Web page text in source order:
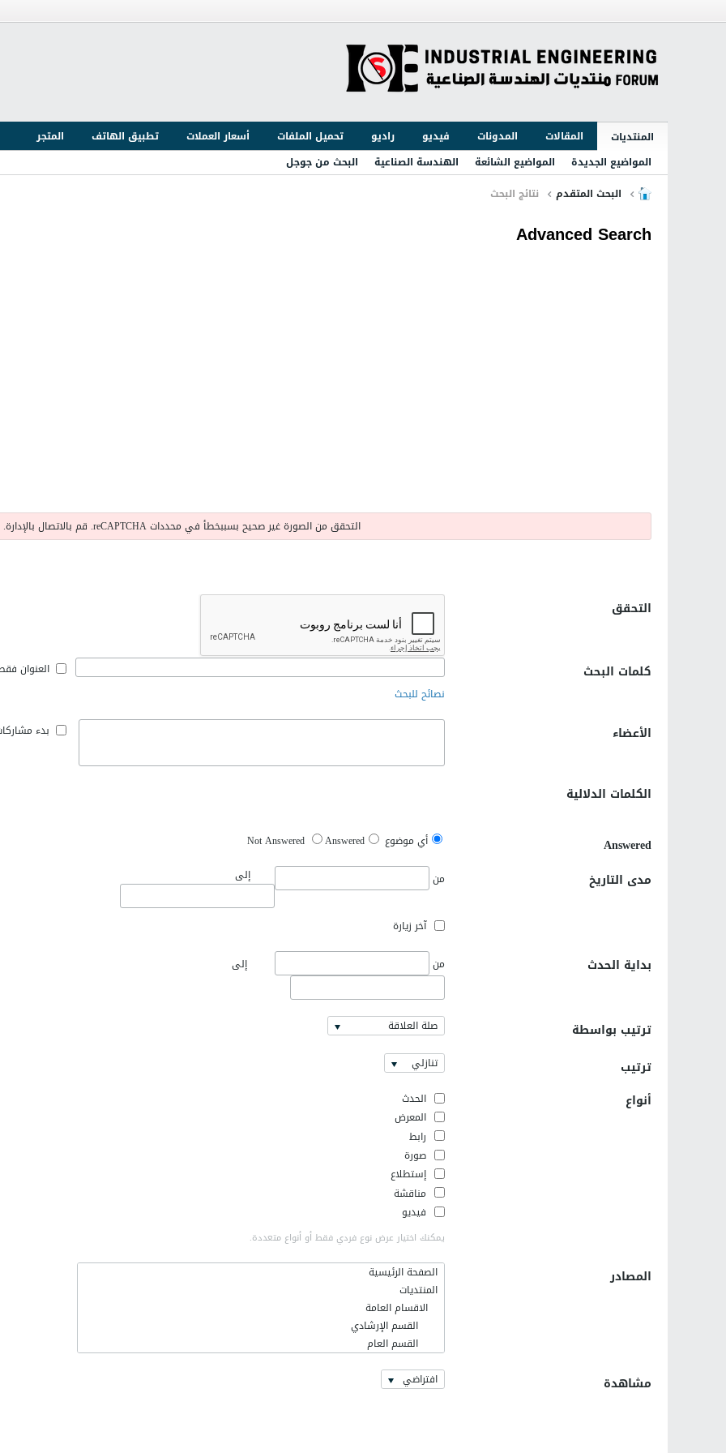
المنتديات المقالات المدونات فيديو راديو تحميل الملفات أسعار العملات تطبيق الهاتف
المتجر
المواضيع الجديدة
المواضيع الشائعة الهندسة الصناعية
البحث من جوجل
البحث المتقدم
نتائج البحث
Advanced Search
التحقق من الصورة غير صحيح بسببخطأ في محددات reCAPTCHA. قم بالاتصال بالإدارة.
التحقق
كلمات البحث
نصائح للبحث
العنوان
الأعضاء بدء
الكلمات الدلالية
Answered أي موضوع Not Answered Answered
مدى التاريخ من إلى
آخر زيارة
بداية الحدث من إلى
ترتيب بواسطة صلة العلاقة
ترتيب تنازلي
أنواع
الحدث
المعرض
رابط
صورة
إستطلاع
مناقشة
فيديو
يمكنك اختيار عرض نوع فردي فقط أو أنواع متعددة.
المصادر
الصفحة الرئيسية
المنتديات
الاقسام العامة
القسم الإرشادي
القسم العام
اخر الاخبار والتطورات
مشاهدة افتراضي